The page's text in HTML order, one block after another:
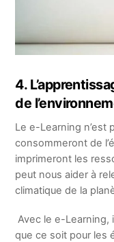
4.
de
Le e-Learning n’est
consommeront de
imprimeront les
peut nous aider à
climatique de la
Avec le e-Learning,
que ce soit pour les